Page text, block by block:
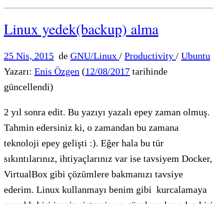
Linux yedek(backup) alma
25 Nis, 2015 de GNU/Linux / Productivity / Ubuntu
Yazarı: Enis Özgen (12/08/2017 tarihinde
güncellendi)
2 yıl sonra edit. Bu yazıyı yazalı epey zaman olmuş.
Tahmin edersiniz ki, o zamandan bu zamana
teknoloji epey gelişti :). Eğer hala bu tür
sıkıntılarınız, ihtiyaçlarınız var ise tavsiyem Docker,
VirtualBox gibi çözümlere bakmanızı tavsiye
ederim. Linux kullanmayı benim gibi kurcalamaya